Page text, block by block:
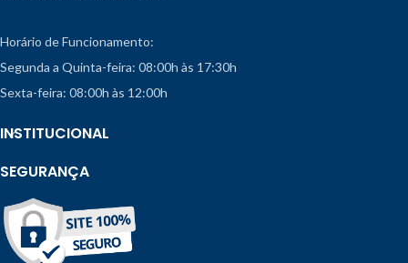
Horário de Funcionamento:
Segunda a Quinta-feira: 08:00h às 17:30h
Sexta-feira: 08:00h às 12:00h
INSTITUCIONAL
SEGURANÇA